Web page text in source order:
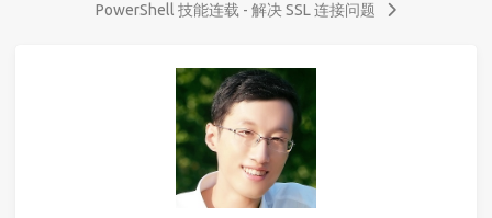
PowerShell 技能连载 - 解决 SSL 连接问题